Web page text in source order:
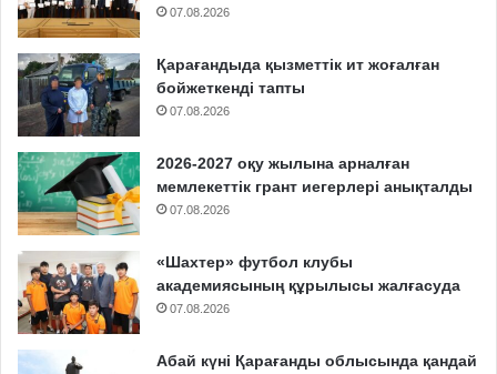
07.08.2026
Қарағандыда қызметтік ит жоғалған
бойжеткенді тапты
07.08.2026
2026-2027 оқу жылына арналған
мемлекеттік грант иегерлері анықталды
07.08.2026
«Шахтер» футбол клубы
академиясының құрылысы жалғасуда
07.08.2026
Абай күні Қарағанды облысында қандай